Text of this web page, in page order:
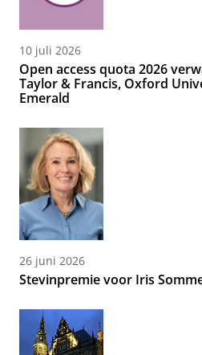
10 juli 2026
Open access quota 2026
Taylor & Francis, Oxford
Emerald
26 juni 2026
Stevinpremie voor Iris